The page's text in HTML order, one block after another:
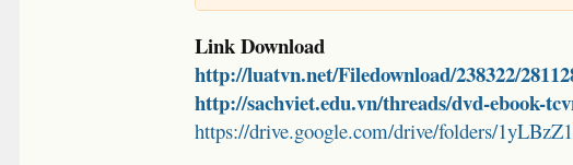
Link Download
http://luatvn.net/Filedownload/238322/
http://sachviet.edu.vn/threads/dvd-ebook-
https://drive.google.com/drive/folders/